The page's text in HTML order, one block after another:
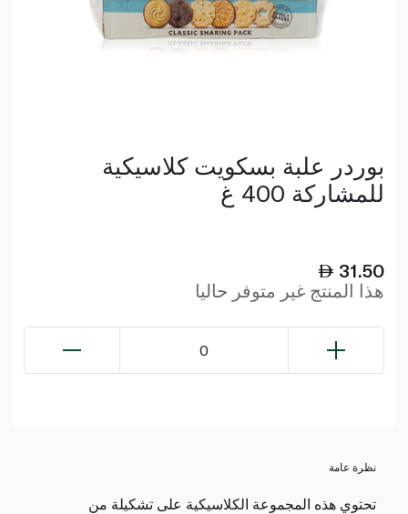
بوردر علبة بسكويت كلاسيكية
للمشاركة 400 غ
31.50
هذا المنتج غير متوفر حاليا
0
نظرة عامة
تحتوي هذه المجموعة الكلاسيكية على تشكيلة من